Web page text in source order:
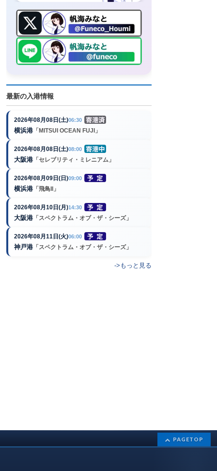
最新の入港情報
2026年08月08日(土)06:30
横浜港 「MITSUI OCEAN FUJI」
2026年08月08日(土)08:00
大阪港 「セレブリティ・ミレニアム」
2026年08月09日(日)09:00
横浜港 「飛鳥II」
2026年08月10日(月)14:30
大阪港 「スペクトラム・オブ・ザ・シーズ」
2026年08月11日(火)06:00
神戸港 「スペクトラム・オブ・ザ・シーズ」
->もっと見る
PAGETOP